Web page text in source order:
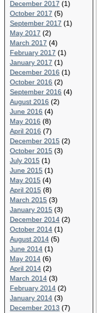
December 2017 (1)
October 2017 (5)
September 2017 (1)
May 2017 (2)
March 2017 (4)
February 2017 (1)
January 2017 (1)
December 2016 (1)
October 2016 (2)
September 2016 (4)
August 2016 (2)
June 2016 (4)
May 2016 (8)
April 2016 (7)
December 2015 (2)
October 2015 (3)
July 2015 (1)
June 2015 (1)
May 2015 (4)
April 2015 (8)
March 2015 (3)
January 2015 (3)
December 2014 (2)
October 2014 (1)
August 2014 (5)
June 2014 (1)
May 2014 (6)
April 2014 (2)
March 2014 (3)
February 2014 (2)
January 2014 (3)
December 2013 (7)